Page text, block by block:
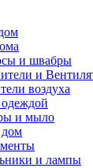
и швабры
и
воздуха
одеждой
и мыло
и лампы